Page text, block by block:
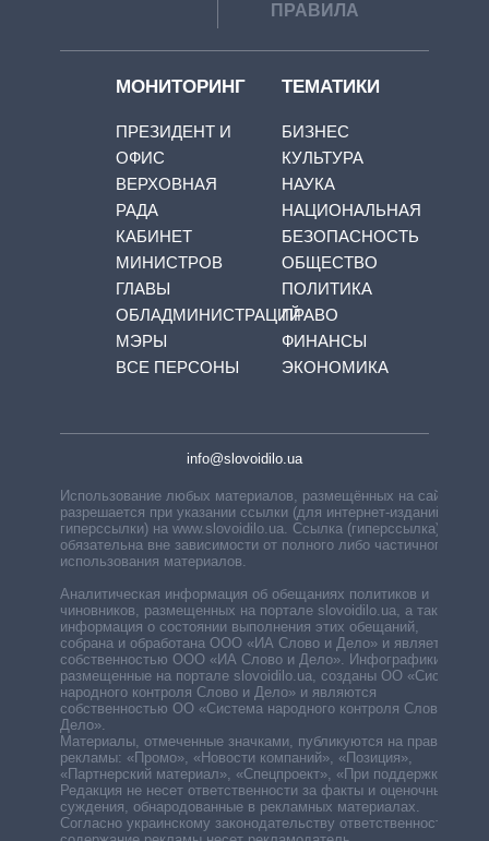
ПРАВИЛА
МОНИТОРИНГ
ПРЕЗИДЕНТ И
ОФИС
ВЕРХОВНАЯ
РАДА
КАБИНЕТ
МИНИСТРОВ
ГЛАВЫ
ОБЛАДМИНИСТРАЦИЙ
МЭРЫ
ВСЕ ПЕРСОНЫ
ТЕМАТИКИ
БИЗНЕС
КУЛЬТУРА
НАУКА
НАЦИОНАЛЬНАЯ
БЕЗОПАСНОСТЬ
ОБЩЕСТВО
ПОЛИТИКА
ПРАВО
ФИНАНСЫ
ЭКОНОМИКА
info@slovoidilo.ua
Использование любых материалов, размещённых на сайте,
разрешается при указании ссылки (для интернет-изданий —
гиперссылки) на www.slovoidilo.ua. Ссылка (гиперссылка)
обязательна вне зависимости от полного либо частичного
использования материалов.
Аналитическая информация об обещаниях политиков и
чиновников, размещенных на портале slovoidilo.ua, а также
информация о состоянии выполнения этих обещаний,
собрана и обработана ООО «ИА Слово и Дело» и является
собственностью ООО «ИА Слово и Дело». Инфографики,
размещенные на портале slovoidilo.ua, созданы ОО «Система
народного контроля Слово и Дело» и являются
собственностью ОО «Система народного контроля Слово и
Дело».
Материалы, отмеченные значками, публикуются на правах
рекламы: «Промо», «Новости компаний», «Позиция»,
«Партнерский материал», «Спецпроект», «При поддержке».
Редакция не несет ответственности за факты и оценочные
суждения, обнародованные в рекламных материалах.
Согласно украинскому законодательству ответственность за